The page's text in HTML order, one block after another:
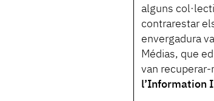
alguns
contrarestar
envergadura
Médias, que
van
l’Information